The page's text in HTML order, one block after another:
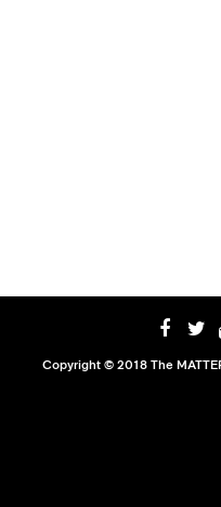
Copyright © 2018 The